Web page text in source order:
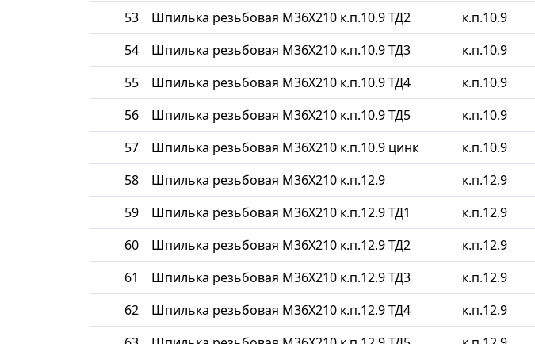
53 Шпилька резьбовая М36Х210 к.п.10.9 ТД2 к.п.10.9
54 Шпилька резьбовая М36Х210 к.п.10.9 ТД3 к.п.10.9
55 Шпилька резьбовая М36Х210 к.п.10.9 ТД4 к.п.10.9
56 Шпилька резьбовая М36Х210 к.п.10.9 ТД5 к.п.10.9
57 Шпилька резьбовая М36Х210 к.п.10.9 цинк к.п.10.9
58 Шпилька резьбовая М36Х210 к.п.12.9 к.п.12.9
59 Шпилька резьбовая М36Х210 к.п.12.9 ТД1 к.п.12.9
60 Шпилька резьбовая М36Х210 к.п.12.9 ТД2 к.п.12.9
61 Шпилька резьбовая М36Х210 к.п.12.9 ТД3 к.п.12.9
62 Шпилька резьбовая М36Х210 к.п.12.9 ТД4 к.п.12.9